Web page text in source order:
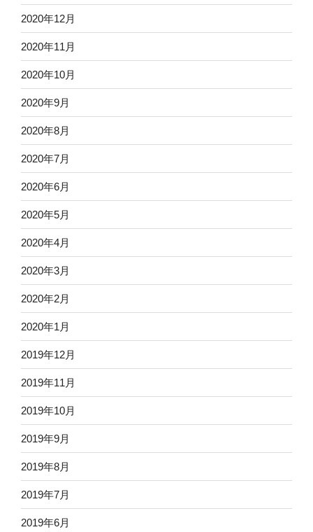
2020年12月
2020年11月
2020年10月
2020年9月
2020年8月
2020年7月
2020年6月
2020年5月
2020年4月
2020年3月
2020年2月
2020年1月
2019年12月
2019年11月
2019年10月
2019年9月
2019年8月
2019年7月
2019年6月